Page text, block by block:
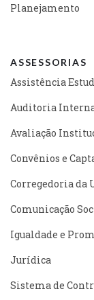
Planejamento
ASSESSORIAS
Assistência
Auditoria
Avaliação
Convênios e
Corregedoria da
Comunicação
Igualdade e
Jurídica
Sistema de